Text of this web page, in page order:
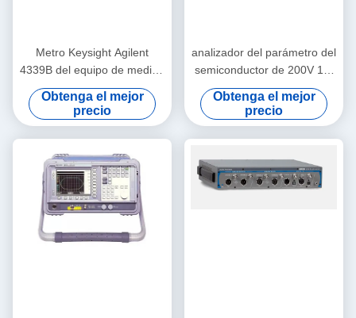
Metro Keysight Agilent
4339B del equipo de medida
de DC 10MS Electronic Test
And
Obtenga el mejor
precio
analizador del parámetro del
semiconductor de 200V 1A,
Keysight práctico Agilent
4155C
Obtenga el mejor
precio